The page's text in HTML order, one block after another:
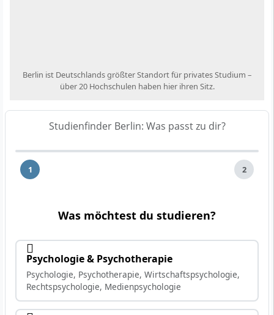
Berlin ist Deutschlands größter Standort für privates Studium –
über 20 Hochschulen haben hier ihren Sitz.
Studienfinder Berlin: Was passt zu dir?
1 2
Was möchtest du studieren?
Psychologie & Psychotherapie
Psychologie, Psychotherapie, Wirtschaftspsychologie,
Rechtspsychologie, Medienpsychologie